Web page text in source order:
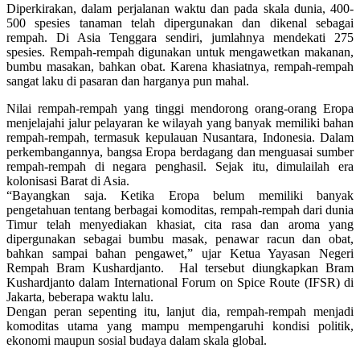
Diperkirakan, dalam perjalanan waktu dan pada skala dunia, 400-
500 spesies tanaman telah dipergunakan dan dikenal sebagai
rempah. Di Asia Tenggara sendiri, jumlahnya mendekati 275
spesies. Rempah-rempah digunakan untuk mengawetkan makanan,
bumbu masakan, bahkan obat. Karena khasiatnya, rempah-rempah
sangat laku di pasaran dan harganya pun mahal.
Nilai rempah-rempah yang tinggi mendorong orang-orang Eropa
menjelajahi jalur pelayaran ke wilayah yang banyak memiliki bahan
rempah-rempah, termasuk kepulauan Nusantara, Indonesia. Dalam
perkembangannya, bangsa Eropa berdagang dan menguasai sumber
rempah-rempah di negara penghasil. Sejak itu, dimulailah era
kolonisasi Barat di Asia.
“Bayangkan saja. Ketika Eropa belum memiliki banyak
pengetahuan tentang berbagai komoditas, rempah-rempah dari dunia
Timur telah menyediakan khasiat, cita rasa dan aroma yang
dipergunakan sebagai bumbu masak, penawar racun dan obat,
bahkan sampai bahan pengawet,” ujar Ketua Yayasan Negeri
Rempah Bram Kushardjanto. Hal tersebut diungkapkan Bram
Kushardjanto dalam International Forum on Spice Route (IFSR) di
Jakarta, beberapa waktu lalu.
Dengan peran sepenting itu, lanjut dia, rempah-rempah menjadi
komoditas utama yang mampu mempengaruhi kondisi politik,
ekonomi maupun sosial budaya dalam skala global.